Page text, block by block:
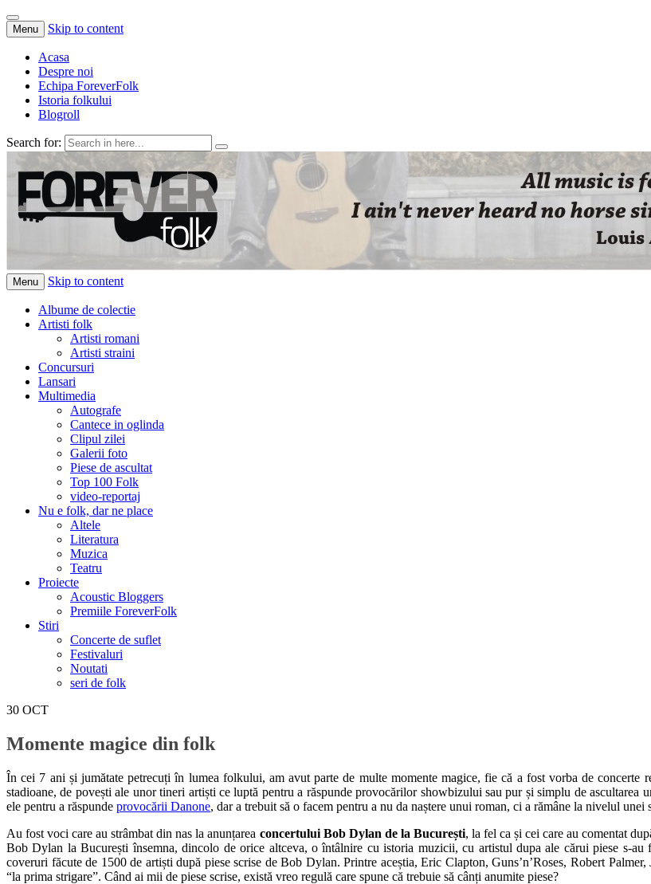
Menu Skip to content
Acasa
Despre noi
Echipa ForeverFolk
Istoria folkului
Blogroll
Search for:
ForeverFolk
Muzica sufletului tau
Menu Skip to content
Albume de colectie
Artisti folk
Artisti romani
Artisti straini
Concursuri
Lansari
Multimedia
Autografe
Cantece in oglinda
Clipul zilei
Galerii foto
Piese de ascultat
Top 100 Folk
video-reportaj
Nu e folk, dar ne place
Altele
Literatura
Muzica
Teatru
Proiecte
Acoustic Bloggers
Premiile ForeverFolk
Stiri
Concerte de suflet
Festivaluri
Noutati
seri de folk
30 OCT
Momente magice din folk
În cei 7 ani și jumătate petrecuți în lumea folkului, am avut parte de multe momente magice, fie că a fost vorba de concerte
stadioane, de povești ale unor tineri artiști ce luptă pentru a răspunde provocărilor showbizului sau pur și simplu de
ele pentru a răspunde provocării Danone, dar a trebuit să o facem pentru a nu da naștere unui roman, ci a rămâne la nivelul unei
Au fost voci care au strâmbat din nas la anunțarea concertului Bob Dylan de la București, la fel ca și cei care au comentat
Bob Dylan la București însemna, dincolo de orice altceva, o întâlnire cu istoria muzicii, cu artistul dupa ale cărui piese s-
coveruri făcute de 1500 de artiști după piese scrise de Bob Dylan. Printre aceștia, Eric Clapton, Guns’n’Roses, Robert
“la prima strigare”. Când ai mii de piese scrise, există vreo regulă care spune că trebuie să cânți anumite piese?